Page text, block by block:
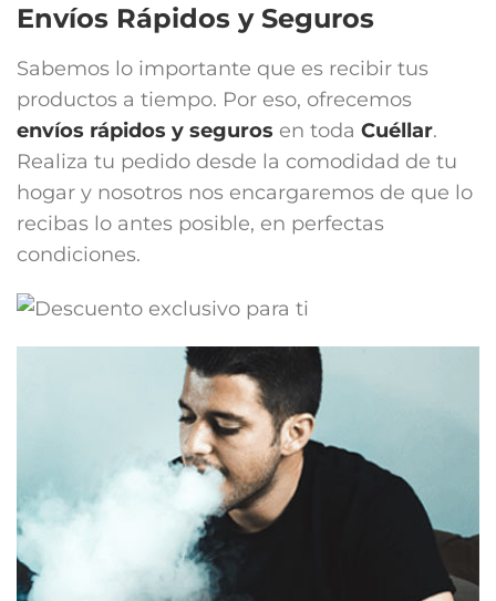
Envíos Rápidos y Seguros
Sabemos lo importante que es recibir tus
productos a tiempo. Por eso, ofrecemos
envíos rápidos y seguros en toda Cuéllar.
Realiza tu pedido desde la comodidad de tu
hogar y nosotros nos encargaremos de que lo
recibas lo antes posible, en perfectas
condiciones.